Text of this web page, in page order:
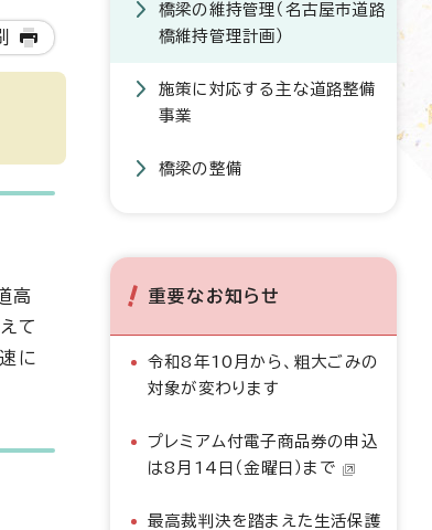
高
て
に
橋梁の維持管理（名古屋市道路
橋維持管理計画）
施策に対応する主な道路整備
事業
橋梁の整備
重要なお知らせ
令和8年10月から、粗大ごみの
対象が変わります
プレミアム付電子商品券の申込
は8月14日（金曜日）まで
最高裁判決を踏まえた生活保護